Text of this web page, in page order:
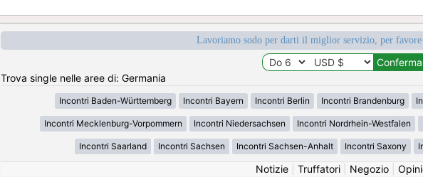
Lavoriamo sodo per darti il miglior servizio, per
Trova single nelle aree di: Germania
Incontri Baden-Württemberg Incontri Bayern Incontri Berlin Incontri Brandenburg
Incontri Mecklenburg-Vorpommern Incontri Niedersachsen Incontri Nordrhein-Westfalen
Incontri Saarland Incontri Sachsen Incontri Sachsen-Anhalt Incontri Saxony
Notizie| Truffatori| Negozio|